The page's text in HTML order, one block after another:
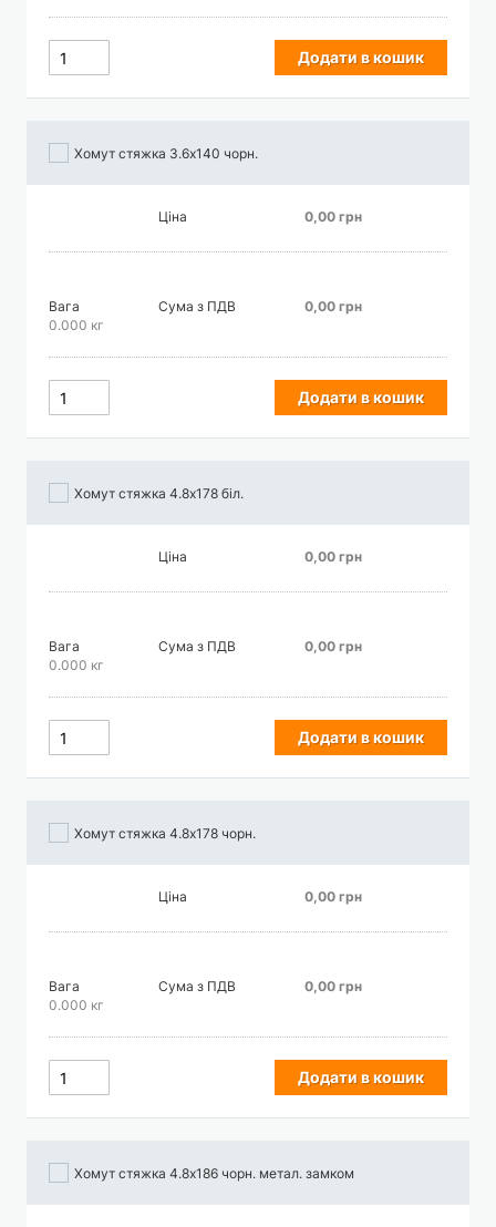
Додати в кошик
Хомут стяжка 3.6х140 чорн.
Ціна 0,00 грн
Вага
0.000 кг
Сума з ПДВ 0,00 грн
Додати в кошик
Хомут стяжка 4.8х178 біл.
Ціна 0,00 грн
Вага
0.000 кг
Сума з ПДВ 0,00 грн
Додати в кошик
Хомут стяжка 4.8х178 чорн.
Ціна 0,00 грн
Вага
0.000 кг
Сума з ПДВ 0,00 грн
Додати в кошик
Хомут стяжка 4.8х186 чорн. метал. замком